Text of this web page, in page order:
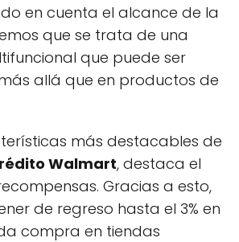
en cuenta el alcance de la
que se trata de una
que puede ser
allá que en productos de
más destacables de
Walmart, destaca el
Gracias a esto,
de regreso hasta el 3% en
compra en tiendas